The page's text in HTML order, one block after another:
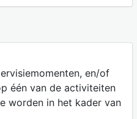
en/of
één van de activiteiten
worden in het kader van